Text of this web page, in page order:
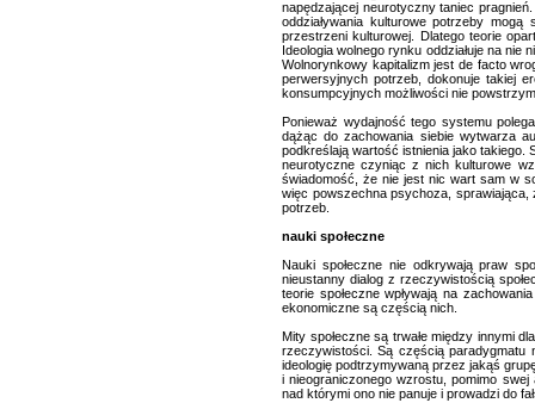
napędzającej neurotyczny taniec
oddziaływania kulturowe potrzeby
przestrzeni kulturowej. Dlatego teorie
Ideologia wolnego rynku oddziałuje na
Wolnorynkowy kapitalizm jest de facto
perwersyjnych potrzeb, dokonuje takiej
konsumpcyjnych możliwości nie
Ponieważ wydajność tego systemu
dążąc do zachowania siebie wytwarza
podkreślają wartość istnienia jako
neurotyczne czyniąc z nich kulturowe
świadomość, że nie jest nic wart sam w
więc powszechna psychoza, sprawiająca,
potrzeb.
nauki społeczne
Nauki społeczne nie odkrywają praw
nieustanny dialog z rzeczywistością
teorie społeczne wpływają na
ekonomiczne są częścią nich.
Mity społeczne są trwałe między innymi
rzeczywistości. Są częścią paradygmatu
ideologię podtrzymywaną przez jakąś
i nieograniczonego wzrostu, pomimo swej
nad którymi ono nie panuje i prowadzi do